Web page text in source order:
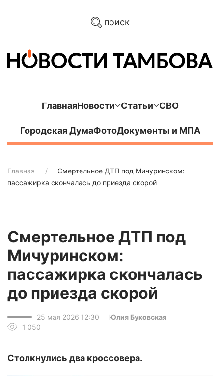
поиск
ГлавнаяНовости Статьи СВО
Городская ДумаФотоДокументы и МПА
Главная
Смертельное ДТП под Мичуринском:
пассажирка скончалась до приезда скорой
Смертельное ДТП под
Мичуринском:
пассажирка скончалась
до приезда скорой
25 мая 2026 12:30
Юлия Буковская
1 050
Столкнулись два кроссовера.